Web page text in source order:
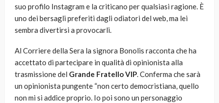
suo profilo Instagram e la criticano per qualsiasi ragione. È
uno dei bersagli preferiti dagli odiatori del web, ma lei
sembra divertirsi a provocarli.
Al Corriere della Sera la signora Bonolis racconta che ha
accettato di partecipare in qualità di opinionista alla
trasmissione del Grande Fratello VIP. Conferma che sarà
un opinionista pungente “non certo democristiana, quello
non mi si addice proprio. Io poi sono un personaggio